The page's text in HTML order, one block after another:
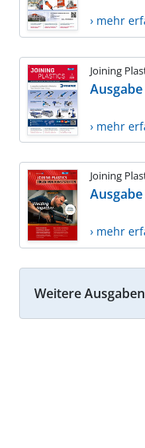
› mehr
Joining
› mehr
Joining
Ausgabe
› mehr
Weitere